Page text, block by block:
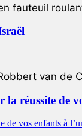
fauteuil
van de
la réussite de